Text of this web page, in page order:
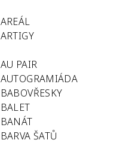
AREÁL
ARTIGY
AU PAIR
AUTOGRAMIÁDA
BABOVŘESKY
BALET
BANÁT
BARVA ŠATŮ